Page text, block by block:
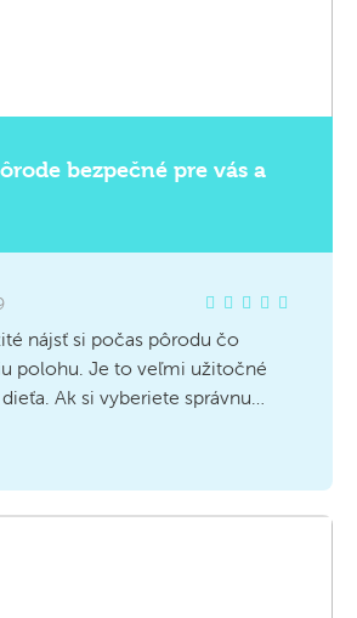
bezpečné pre vás a
nájsť si počas pôrodu čo
polohu. Je to veľmi užitočné
Ak si vyberiete správnu
príde na svet rýchlejšie a
plynulejší. Stačí, ak budete
na pohyby bábätka, ktoré sa
pôrodnými cestami.